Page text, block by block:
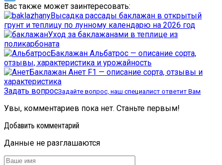
Вас также может заинтересовать:
Высадка рассады баклажан в открытый
грунт и теплицу по лунному календарю на 2026 год
Уход за баклажанами в теплице из
поликарбоната
Баклажан Альбатрос — описание сорта,
отзывы, характеристика и урожайность
Баклажан Анет F1 — описание сорта, отзывы и
характеристика
Задать вопросЗадайте вопрос, наш специалист ответит Вам
Увы, комментариев пока нет. Станьте первым!
Добавить комментарий
Данные не разглашаются